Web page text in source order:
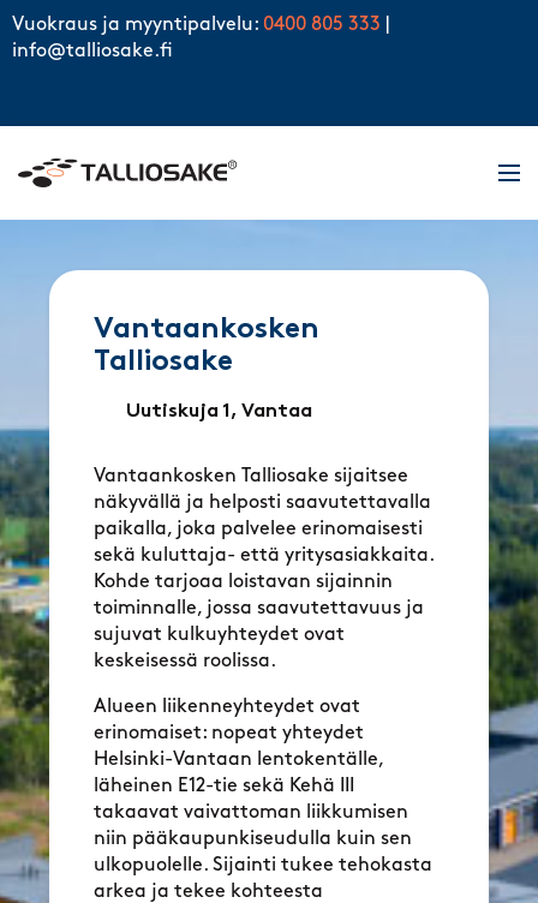
Skip to content
Vuokraus ja myyntipalvelu: 0400 805 333
info@talliosake.fi
Vantaankosken
Talliosake
Uutiskuja 1, Vantaa
Vantaankosken Talliosake sijaitsee
näkyvällä ja helposti saavutettavalla
paikalla, joka palvelee erinomaisesti
sekä kuluttaja- että yritysasiakkaita.
Kohde tarjoaa loistavan sijainnin
toiminnalle, jossa saavutettavuus ja
sujuvat kulkuyhteydet ovat
keskeisessä roolissa.
Alueen liikenneyhteydet ovat
erinomaiset: nopeat yhteydet
Helsinki-Vantaan lentokentälle,
läheinen E12-tie sekä Kehä III
takaavat vaivattoman liikkumisen
niin pääkaupunkiseudulla kuin sen
ulkopuolelle. Sijainti tukee tehokasta
arkea ja tekee kohteesta